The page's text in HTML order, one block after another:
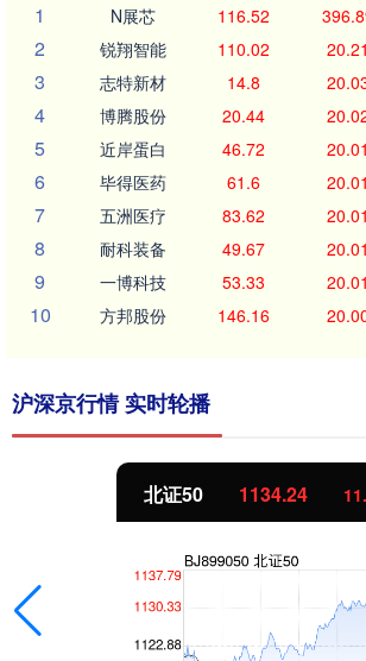
1
N展芯 116.52
2 锐翔智能 110.02
3 志特新材 14.8
4 博腾股份 20.44
5 近岸蛋白 46.72
6 毕得医药 61.6
7 五洲医疗 83.62
8 耐科装备 49.67
9 一博科技 53.33
10 方邦股份 146.16
沪深京行情 实时轮播
北证50 1134.24 11.37